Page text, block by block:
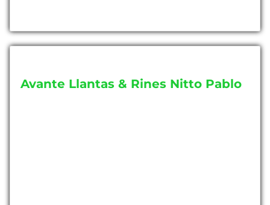
Avante Llantas & Rines Nitto Pablo